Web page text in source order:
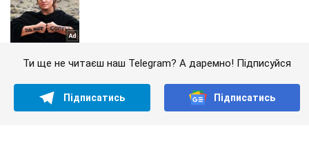
Ти ще не читаєш наш Telegram? А даремно! Підписуйся
Підписатись Підписатись